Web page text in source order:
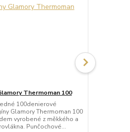
Thermoman 100
100denierové
Glamory Thermoman 100
vyrobené z měkkého a
Punčochové...